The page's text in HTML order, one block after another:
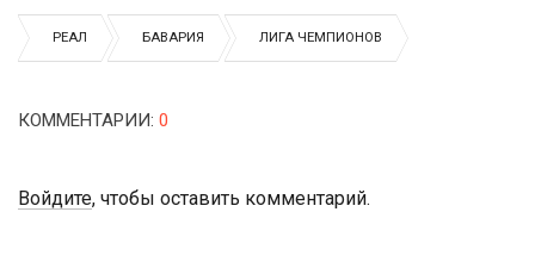
РЕАЛ БАВАРИЯ ЛИГА ЧЕМПИОНОВ
КОММЕНТАРИИ: 0
Войдите, чтобы оставить комментарий.